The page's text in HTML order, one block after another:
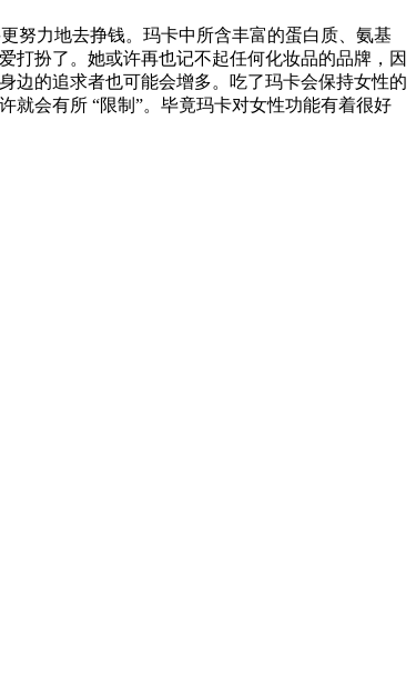
努力地去挣钱。玛卡中所含丰富的蛋白质、氨基
打扮了。她或许再也记不起任何化妆品的品牌，因
边的追求者也可能会增多。吃了玛卡会保持女性的
就会有所 “限制”。毕竟玛卡对女性功能有着很好